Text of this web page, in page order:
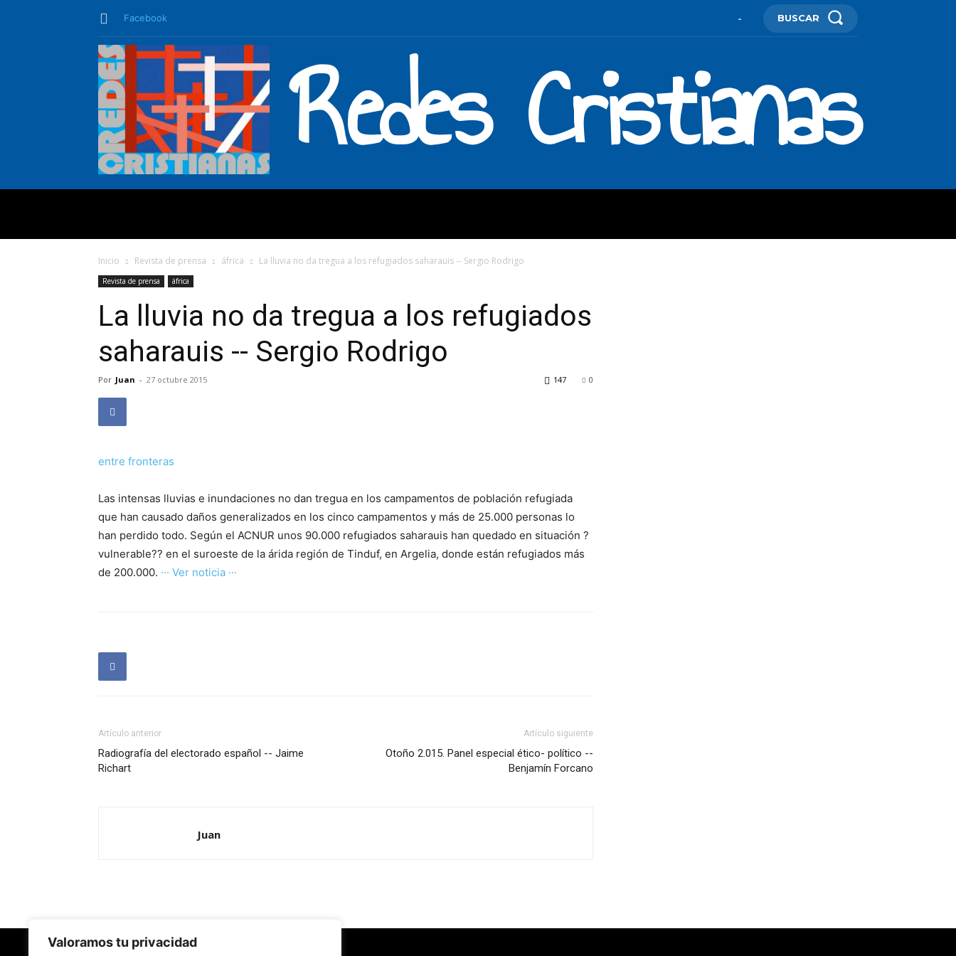
Valoramos tu privacidad
Facebook - BUSCAR
Redes Cristianas
Inicio Revista de prensa áfrica La lluvia no da tregua a los refugiados saharauis -- Sergio Rodrigo
Revista de prensa áfrica
La lluvia no da tregua a los refugiados
saharauis -- Sergio Rodrigo
Por Juan - 27 octubre 2015 0
147
entre fronteras
Las intensas lluvias e inundaciones no dan tregua en los campamentos de población refugiada
que han causado daños generalizados en los cinco campamentos y más de 25.000 personas lo
han perdido todo. Según el ACNUR unos 90.000 refugiados saharauis han quedado en situación ?
vulnerable?? en el suroeste de la árida región de Tinduf, en Argelia, donde están refugiados más
de 200.000. ··· Ver noticia ···
Artículo anterior
Radiografía del electorado español -- Jaime
Richart
Artículo siguiente
Otoño 2.015. Panel especial ético- político --
Benjamín Forcano
Juan